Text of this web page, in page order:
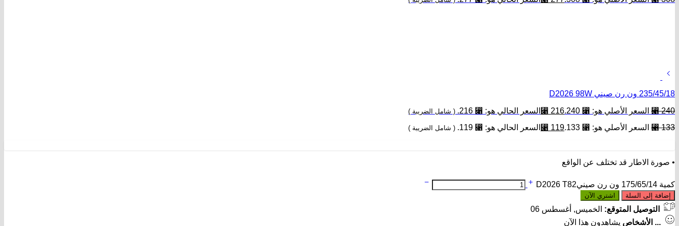
235/45/18 ون رن صيني D2026 98W
⃁240 السعر الأصلي هو: ⃁ 240. ⃁ 216 السعر الحالي هو: ⃁ 216. ( شامل الضريبة )
⃁133 السعر الأصلي هو: ⃁ 133. ⃁ 119 السعر الحالي هو: ⃁ 119. ( شامل الضريبة )
• صورة الاطار قد تختلف عن الواقع
كمية 175/65/14 ون رن صينيD2026 T82
إضافة إلى السلة اشتري الآن
التوصيل المتوقع: الخميس, أغسطس 06
... الأشخاص يشاهدون هذا الآن